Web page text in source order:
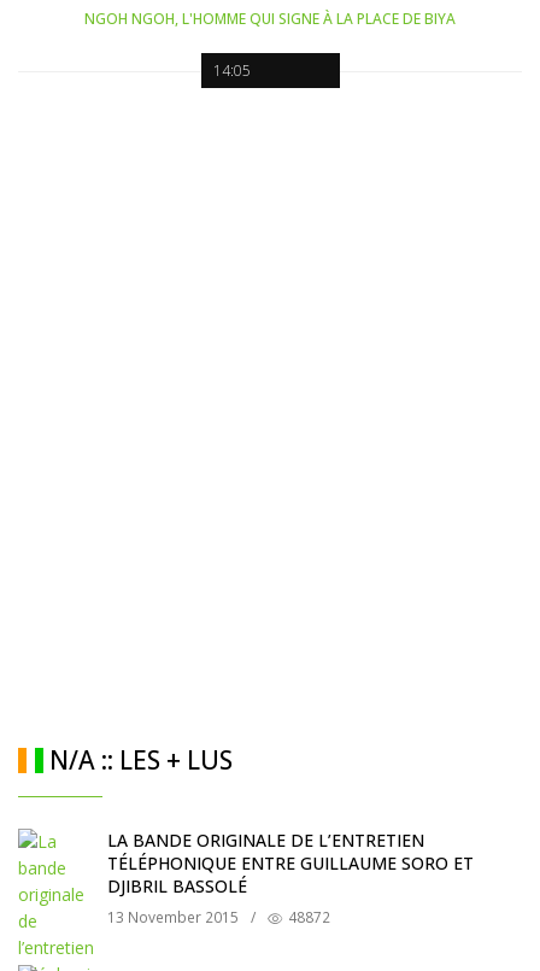
14:05
NGOH NGOH, L'HOMME QUI SIGNE À LA PLACE DE BIYA
N/A :: LES + LUS
LA BANDE ORIGINALE DE L’ENTRETIEN
TÉLÉPHONIQUE ENTRE GUILLAUME SORO ET
DJIBRIL BASSOLÉ
13 November 2015 / 48872